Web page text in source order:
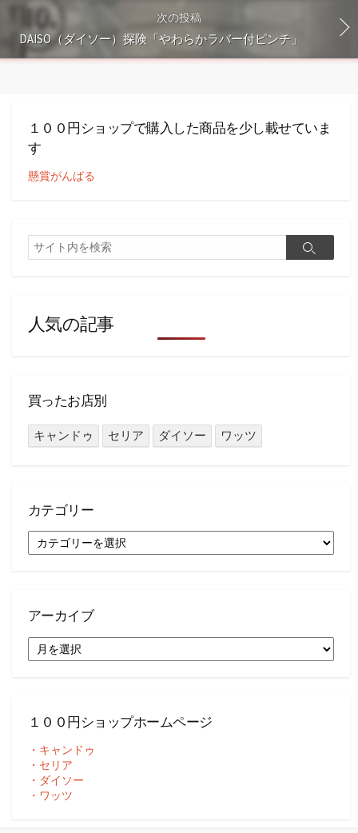
次の投稿
DAISO（ダイソー）探険「やわらかラバー付ピンチ」
１００円ショップで購入した商品を少し載せていま
す
懸賞がんばる
検
索
検
人気の記事
買ったお店別
キャンドゥ セリア ダイソー ワッツ
カテゴリー
テ
アーカイブ
ー
１００円ショップホームページ
・キャンドゥ
・セリア
・ダイソー
・ワッツ